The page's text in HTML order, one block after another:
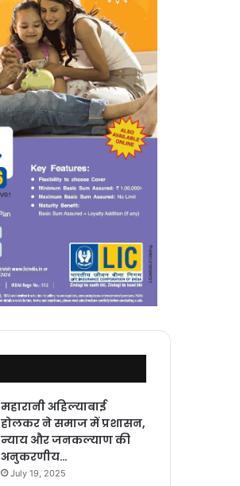
महारानी अहिल्याबाई
होलकर ने समाज में प्रशासन,
न्याय और जनकल्याण की
अनुकरणीय…
July 19, 2025